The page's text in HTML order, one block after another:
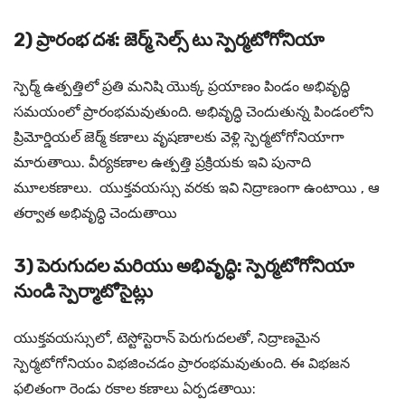
2) ప్రారంభ దశ: జెర్మ్ సెల్స్ టు స్పెర్మటోగోనియా
స్పెర్మ్ ఉత్పత్తిలో ప్రతి మనిషి యొక్క ప్రయాణం పిండం అభివృద్ధి
సమయంలో ప్రారంభమవుతుంది. అభివృద్ధి చెందుతున్న పిండంలోని
ప్రిమోర్డియల్ జెర్మ్ కణాలు వృషణాలకు వెళ్లి స్పెర్మటోగోనియాగా
మారుతాయి. వీర్యకణాల ఉత్పత్తి ప్రక్రియకు ఇవి పునాది
మూలకణాలు. యుక్తవయస్సు వరకు ఇవి నిద్రాణంగా ఉంటాయి , ఆ
తర్వాత అభివృద్ధి చెందుతాయి
3) పెరుగుదల మరియు అభివృద్ధి: స్పెర్మటోగోనియా
నుండి స్పెర్మాటోసైట్లు
యుక్తవయస్సులో, టెస్టోస్టెరాన్ పెరుగుదలతో, నిద్రాణమైన
స్పెర్మటోగోనియం విభజించడం ప్రారంభమవుతుంది. ఈ విభజన
ఫలితంగా రెండు రకాల కణాలు ఏర్పడతాయి: